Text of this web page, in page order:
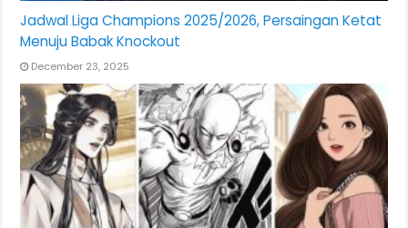
Jadwal Liga Champions 2025/2026, Persaingan Ketat
Menuju Babak Knockout
December 23, 2025